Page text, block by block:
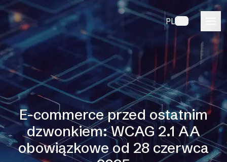
PL
E-commerce przed ostatnim
dzwonkiem: WCAG 2.1 AA
obowiązkowe od 28 czerwca